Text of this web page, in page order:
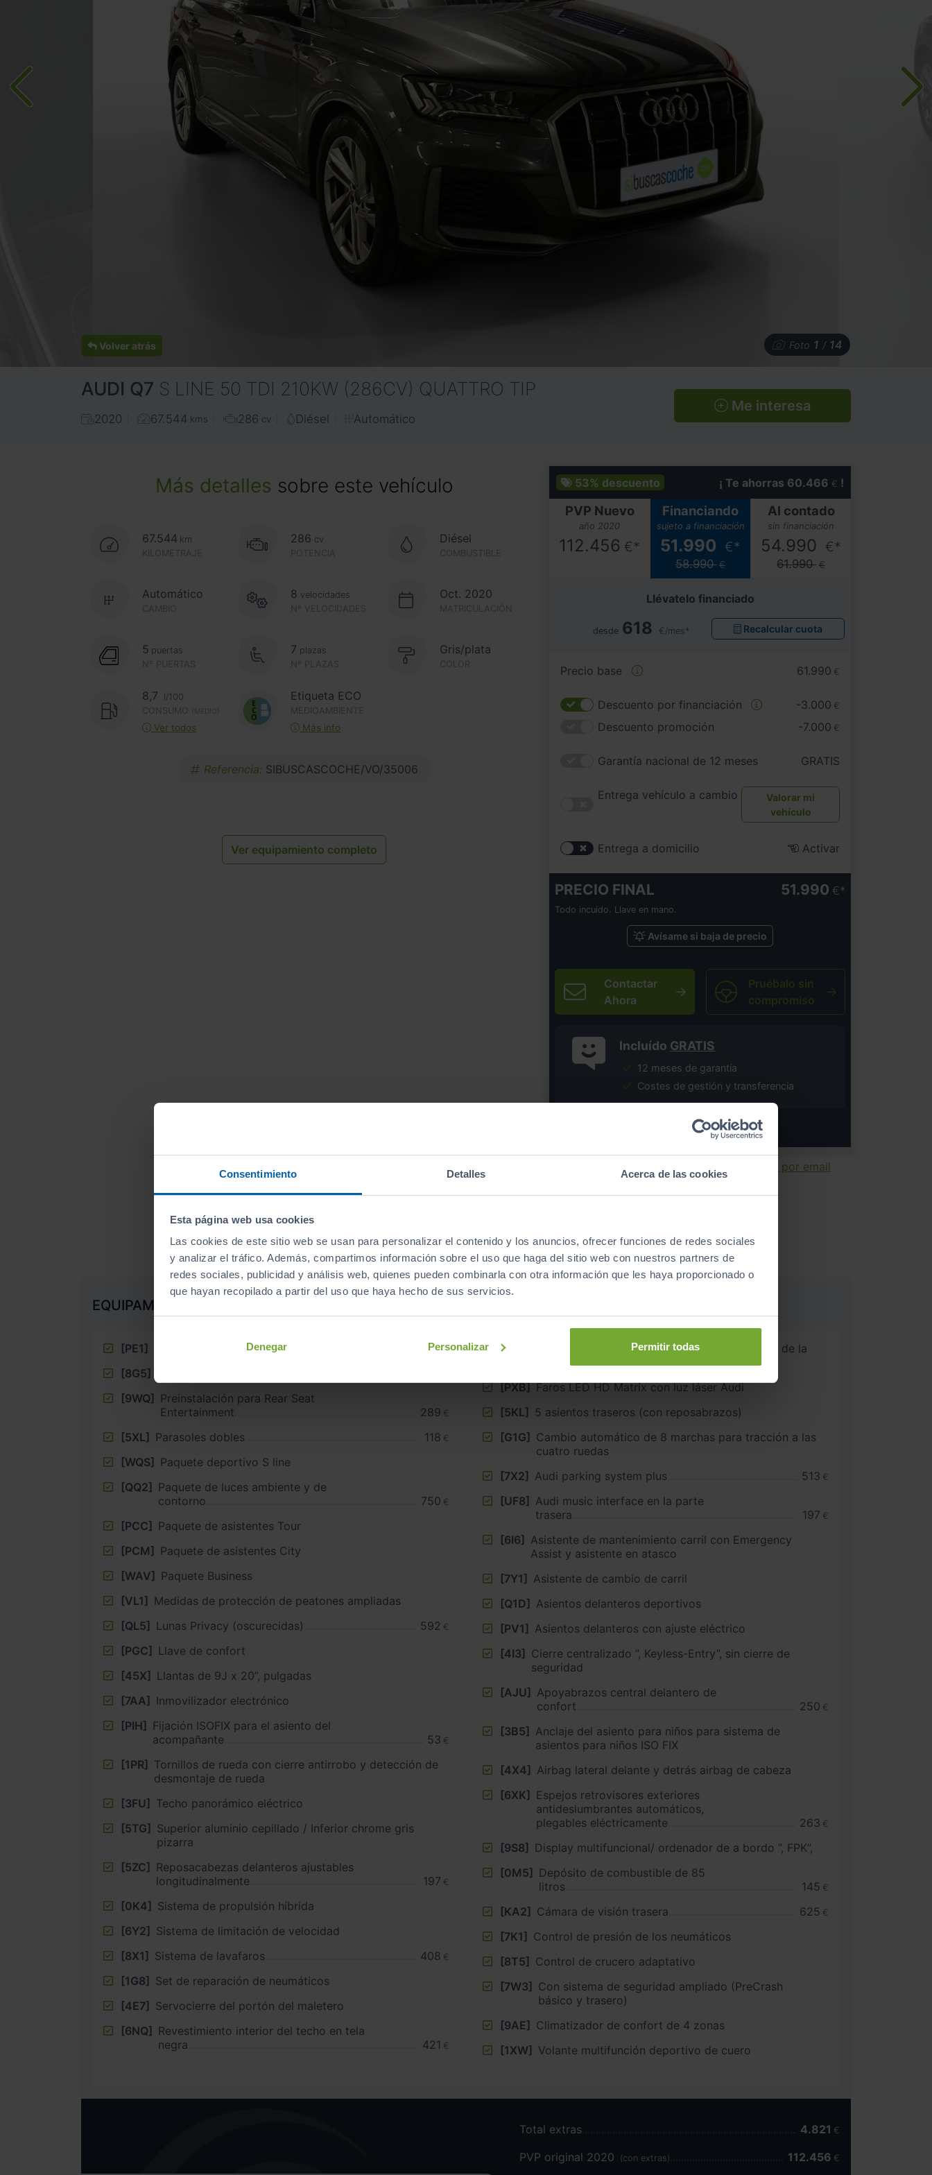
Consentimiento Detalles Acerca de las cookies
Esta página web usa cookies
Las cookies de este sitio web se usan para personalizar el contenido y los anuncios, ofrecer funciones de redes sociales
y analizar el tráfico. Además, compartimos información sobre el uso que haga del sitio web con nuestros partners de
redes sociales, publicidad y análisis web, quienes pueden combinarla con otra información que les haya proporcionado o
que hayan recopilado a partir del uso que haya hecho de sus servicios.
Denegar Personalizar Permitir todas
Volver atrás Foto 1 / 14
AUDI Q7 S LINE 50 TDI 210KW (286CV) QUATTRO TIP
2020 67.544 kms 286 cv Diésel Automático
Me interesa
Más detalles sobre este vehículo
67.544 km
KILOMETRAJE
286 cv
POTENCIA
Diésel
COMBUSTIBLE
CAMBIO
Automático
Nº VELOCIDADES
8 velocidades Oct. 2020
MATRICULACIÓN
Nº PUERTAS
5 puertas
Nº PLAZAS
7 plazas Gris/plata
COLOR
8,7
l/100
CONSUMO
(MEDIO)
Ver todos
Etiqueta ECO
MEDIOAMBIENTE
Más info
Referencia: SIBUSCASCOCHE/VO/35006
Ver equipamiento completo
53% descuento ¡ Te ahorras 60.466 € !
PVP Nuevo
año 2020
112.456 €*
Financiando
sujeto a financiación
51.990 €*
58.990 €
Al contado
sin financiación
54.990 €*
61.990 €
Llévatelo financiado
desde 618 €/mes* Recalcular cuota
Precio base 61.990 €
Descuento por financiación -3.000 €
Descuento promoción -7.000 €
Garantía nacional de 12 meses GRATIS
Entrega vehículo a cambio
Valorar mi
vehículo
Entrega a domicilio Activar
PRECIO FINAL 51.990 €
Todo incuido. Llave en mano.
Avísame si baja de precio
Contactar
Ahora
Pruébalo sin
compromiso
Incluído GRATIS
12 meses de garantía
Costes de gestión y transferencia
* Precio válido salvo error tipográfico.
Imprimir ficha Enviar por email
Equipamientode este vehículo
EQUIPAMIENTO EXTRA
[PE1]
3ª fila de asientos
[8G5]
[9WQ] Preinstalación para Rear Seat
Entertainment
289 €
[5XL] Parasoles dobles 118 €
[WQS] Paquete deportivo S line
[QQ2] Paquete de luces ambiente y de
contorno
750 €
[PCC] Paquete de asistentes Tour
[PCM] Paquete de asistentes City
[WAV] Paquete Business
[VL1] Medidas de protección de peatones ampliadas
[QL5] Lunas Privacy (oscurecidas) 592 €
[PGC] Llave de confort
[45X]
Llantas de 9J x 20”, pulgadas
[7AA] Inmovilizador electrónico
[PIH] Fijación ISOFIX para el asiento del
acompañante
53 €
[1PR] Tornillos de rueda con cierre antirrobo y detección de
desmontaje de rueda
[3FU] Techo panorámico eléctrico
[5TG] Superior aluminio cepillado / Inferior chrome gris
pizarra
[5ZC] Reposacabezas delanteros ajustables
longitudinalmente
197 €
[0K4] Sistema de propulsión híbrida
[6Y2] Sistema de limitación de velocidad
[8X1] Sistema de lavafaros 408 €
[1G8] Set de reparación de neumáticos
[4E7] Servocierre del portón del maletero
[6NQ] Revestimiento interior del techo en tela
negra
421 €
[8IZ]
Faros principales LED con distribución variable de la
luz y luz de carretera con accesorio láser
[PXB] Faros LED HD Matrix con luz láser Audi
[5KL] 5 asientos traseros (con reposabrazos)
[G1G] Cambio automático de 8 marchas para tracción a las
cuatro ruedas
[7X2] Audi parking system plus 513 €
[UF8] Audi music interface en la parte
trasera
197 €
[6I6] Asistente de mantenimiento carril con Emergency
Assist y asistente en atasco
[7Y1] Asistente de cambio de carril
[Q1D] Asientos delanteros deportivos
[PV1] Asientos delanteros con ajuste eléctrico
[4I3] Cierre centralizado ”, Keyless-Entry”, sin cierre de
seguridad
[AJU] Apoyabrazos central delantero de
confort
250 €
[3B5] Anclaje del asiento para niños para sistema de
asientos para niños ISO FIX
[4X4] Airbag lateral delante y detrás airbag de cabeza
[6XK] Espejos retrovisores exteriores
antideslumbrantes automáticos,
plegables eléctricamente
263 €
[9S8] Display multifuncional/ ordenador de a bordo ”, FPK”,
[0M5] Depósito de combustible de 85
litros
145 €
[KA2] Cámara de visión trasera 625 €
[7K1] Control de presión de los neumáticos
[8T5] Control de crucero adaptativo
[7W3] Con sistema de seguridad ampliado (PreCrash
básico y trasero)
[9AE] Climatizador de confort de 4 zonas
[1XW] Volante multifunción deportivo de cuero
Total extras 4.821 €
PVP original 2020 (con extras) 112.456 €